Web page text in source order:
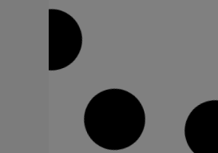
Benimodo acoge el
Julio Montalvo y Eugenia
Benimodo, 24 de junio de 2016.El
situado en el Parc de Sant Felip